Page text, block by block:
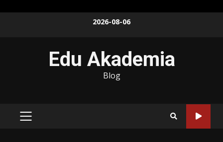
2026-08-06
Edu Akademia
Blog
PRIMARY